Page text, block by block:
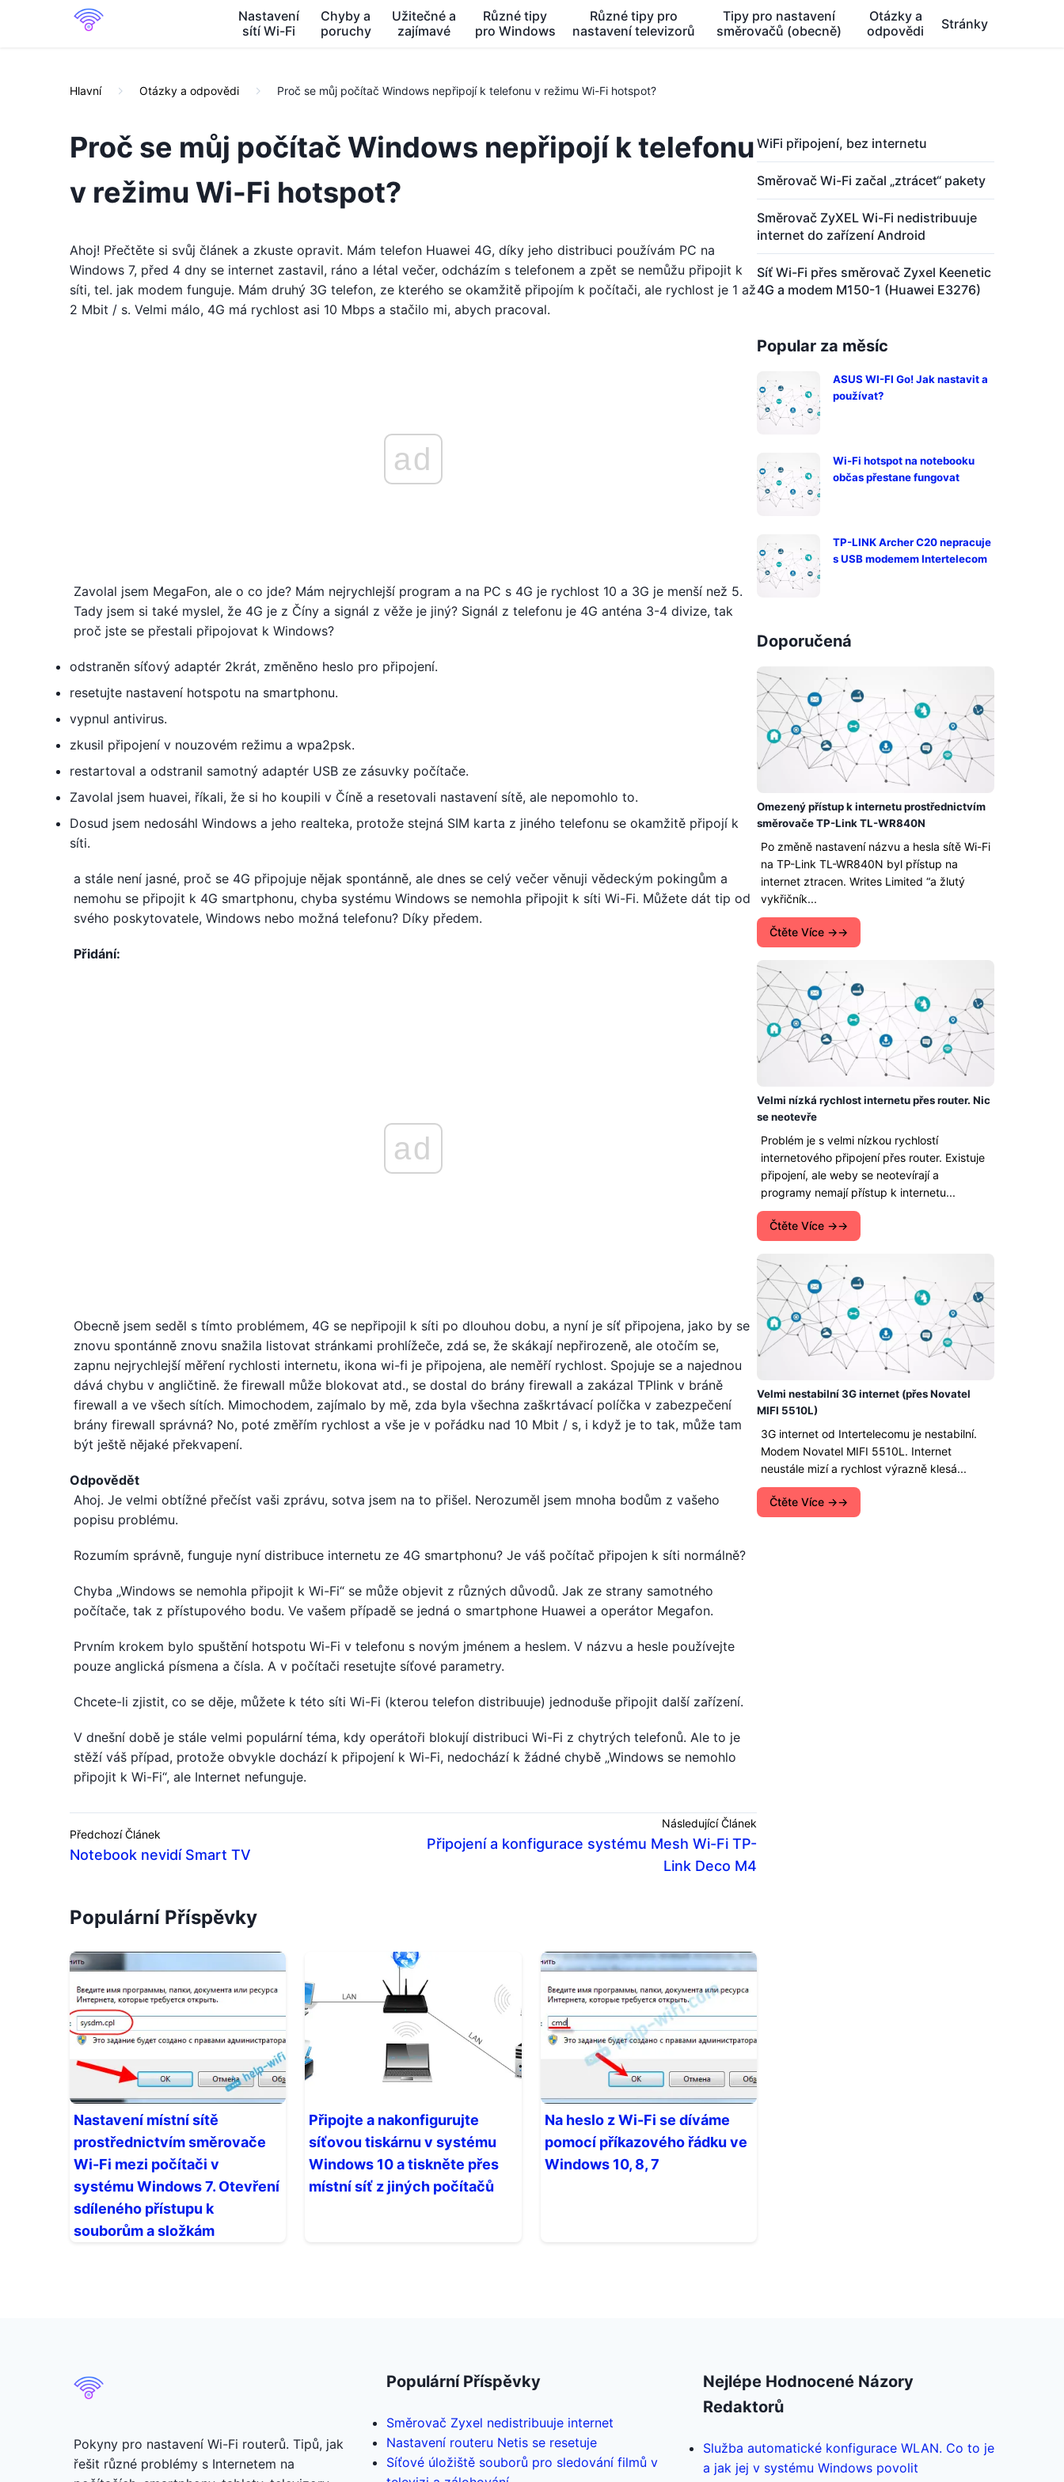
Nastavení
sítí Wi-Fi
Chyby a
poruchy
Užitečné a
zajímavé
Různé tipy
pro Windows
Různé tipy pro
nastavení televizorů
Tipy pro nastavení
směrovačů (obecně)
Otázky a
odpovědi
Stránky
Hlavní Otázky a odpovědi Proč se můj počítač Windows nepřipojí k telefonu v režimu Wi-Fi hotspot?
Proč se můj počítač Windows nepřipojí k telefonu
v režimu Wi-Fi hotspot?
Ahoj! Přečtěte si svůj článek a zkuste opravit. Mám telefon Huawei 4G, díky jeho distribuci používám PC na
Windows 7, před 4 dny se internet zastavil, ráno a létal večer, odcházím s telefonem a zpět se nemůžu připojit k
síti, tel. jak modem funguje. Mám druhý 3G telefon, ze kterého se okamžitě připojím k počítači, ale rychlost je 1 až
2 Mbit / s. Velmi málo, 4G má rychlost asi 10 Mbps a stačilo mi, abych pracoval.
ad
Zavolal jsem MegaFon, ale o co jde? Mám nejrychlejší program a na PC s 4G je rychlost 10 a 3G je menší než 5.
Tady jsem si také myslel, že 4G je z Číny a signál z věže je jiný? Signál z telefonu je 4G anténa 3-4 divize, tak
proč jste se přestali připojovat k Windows?
odstraněn síťový adaptér 2krát, změněno heslo pro připojení.
resetujte nastavení hotspotu na smartphonu.
vypnul antivirus.
zkusil připojení v nouzovém režimu a wpa2psk.
restartoval a odstranil samotný adaptér USB ze zásuvky počítače.
Zavolal jsem huavei, říkali, že si ho koupili v Číně a resetovali nastavení sítě, ale nepomohlo to.
Dosud jsem nedosáhl Windows a jeho realteka, protože stejná SIM karta z jiného telefonu se okamžitě připojí k
síti.
a stále není jasné, proč se 4G připojuje nějak spontánně, ale dnes se celý večer věnuji vědeckým pokingům a
nemohu se připojit k 4G smartphonu, chyba systému Windows se nemohla připojit k síti Wi-Fi. Můžete dát tip od
svého poskytovatele, Windows nebo možná telefonu? Díky předem.
Přidání:
ad
Obecně jsem seděl s tímto problémem, 4G se nepřipojil k síti po dlouhou dobu, a nyní je síť připojena, jako by se
znovu spontánně znovu snažila listovat stránkami prohlížeče, zdá se, že skákají nepřirozeně, ale otočím se,
zapnu nejrychlejší měření rychlosti internetu, ikona wi-fi je připojena, ale neměří rychlost. Spojuje se a najednou
dává chybu v angličtině. že firewall může blokovat atd., se dostal do brány firewall a zakázal TPlink v bráně
firewall a ve všech sítích. Mimochodem, zajímalo by mě, zda byla všechna zaškrtávací políčka v zabezpečení
brány firewall správná? No, poté změřím rychlost a vše je v pořádku nad 10 Mbit / s, i když je to tak, může tam
být ještě nějaké překvapení.
Odpovědět
Ahoj. Je velmi obtížné přečíst vaši zprávu, sotva jsem na to přišel. Nerozuměl jsem mnoha bodům z vašeho
popisu problému.
Rozumím správně, funguje nyní distribuce internetu ze 4G smartphonu? Je váš počítač připojen k síti normálně?
Chyba „Windows se nemohla připojit k Wi-Fi“ se může objevit z různých důvodů. Jak ze strany samotného
počítače, tak z přístupového bodu. Ve vašem případě se jedná o smartphone Huawei a operátor Megafon.
Prvním krokem bylo spuštění hotspotu Wi-Fi v telefonu s novým jménem a heslem. V názvu a hesle používejte
pouze anglická písmena a čísla. A v počítači resetujte síťové parametry.
Chcete-li zjistit, co se děje, můžete k této síti Wi-Fi (kterou telefon distribuuje) jednoduše připojit další zařízení.
V dnešní době je stále velmi populární téma, kdy operátoři blokují distribuci Wi-Fi z chytrých telefonů. Ale to je
stěží váš případ, protože obvykle dochází k připojení k Wi-Fi, nedochází k žádné chybě „Windows se nemohlo
připojit k Wi-Fi“, ale Internet nefunguje.
Předchozí Článek
Notebook nevidí Smart TV
Následující Článek
Připojení a konfigurace systému Mesh Wi-Fi TP-
Link Deco M4
Populární Příspěvky
Nastavení místní sítě
prostřednictvím směrovače
Wi-Fi mezi počítači v
systému Windows 7. Otevření
sdíleného přístupu k
souborům a složkám
Připojte a nakonfigurujte
síťovou tiskárnu v systému
Windows 10 a tiskněte přes
místní síť z jiných počítačů
Na heslo z Wi-Fi se díváme
pomocí příkazového řádku ve
Windows 10, 8, 7
WiFi připojení, bez internetu
Směrovač Wi-Fi začal „ztrácet“ pakety
Směrovač ZyXEL Wi-Fi nedistribuuje
internet do zařízení Android
Síť Wi-Fi přes směrovač Zyxel Keenetic
4G a modem M150-1 (Huawei E3276)
Popular za měsíc
ASUS WI-FI Go! Jak nastavit a
používat?
Wi-Fi hotspot na notebooku
občas přestane fungovat
TP-LINK Archer C20 nepracuje
s USB modemem Intertelecom
Doporučená
Omezený přístup k internetu prostřednictvím
směrovače TP-Link TL-WR840N
Po změně nastavení názvu a hesla sítě Wi-Fi
na TP-Link TL-WR840N byl přístup na
internet ztracen. Writes Limited “a žlutý
vykřičník...
Čtěte Více →
Velmi nízká rychlost internetu přes router. Nic
se neotevře
Problém je s velmi nízkou rychlostí
internetového připojení přes router. Existuje
připojení, ale weby se neotevírají a
programy nemají přístup k internetu...
Čtěte Více →
Velmi nestabilní 3G internet (přes Novatel
MIFI 5510L)
3G internet od Intertelecomu je nestabilní.
Modem Novatel MIFI 5510L. Internet
neustále mizí a rychlost výrazně klesá...
Čtěte Více →
Pokyny pro nastavení Wi-Fi routerů. Tipů, jak
řešit různé problémy s Internetem na
Populární Příspěvky
Směrovač Zyxel nedistribuuje internet
Nastavení routeru Netis se resetuje
Síťové úložiště souborů pro sledování filmů v
Nejlépe Hodnocené Názory
Redaktorů
Služba automatické konfigurace WLAN. Co to je
a jak jej v systému Windows povolit